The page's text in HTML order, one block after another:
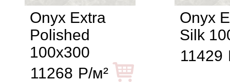
Onyx Extra
Polished
100x300
11268 Р/м²
Onyx
Silk
11429